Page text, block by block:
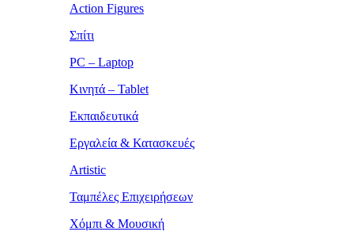
Action Figures
Σπίτι
PC – Laptop
Κινητά – Tablet
Εκπαιδευτικά
Εργαλεία & Κατασκευές
Artistic
Ταμπέλες Επιχειρήσεων
Χόμπι & Μουσική